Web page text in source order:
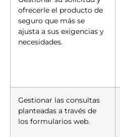
ofrecerle el producto de
seguro que más se
ajusta a sus exigencias y
necesidades.
Gestionar las consultas
planteadas a través de
los formularios web.